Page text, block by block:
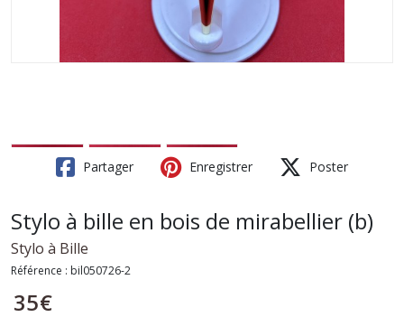
Partager Enregistrer Poster
Stylo à bille en bois de mirabellier (b)
Stylo à Bille
Référence : bil050726-2
35€